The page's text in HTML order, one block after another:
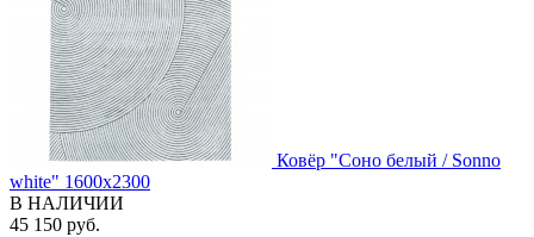
Ковёр "Соно белый / Sonno
white" 1600x2300
В НАЛИЧИИ
45 150 руб.